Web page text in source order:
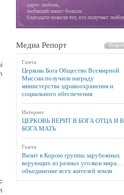
Медиа Репорт
Газета
Церковь Бога Общество Всемирной
Миссии получила награду
министерства здравоохранения и
социального обеспечения
Интернет
ЦЕРКОВЬ ВЕРИТ В БОГА ОТЦА И В
БОГА МАТЬ
Газета
Визит в Корою группы зарубежных
верующих из разных уголков мира…
объединение всех жителей земли